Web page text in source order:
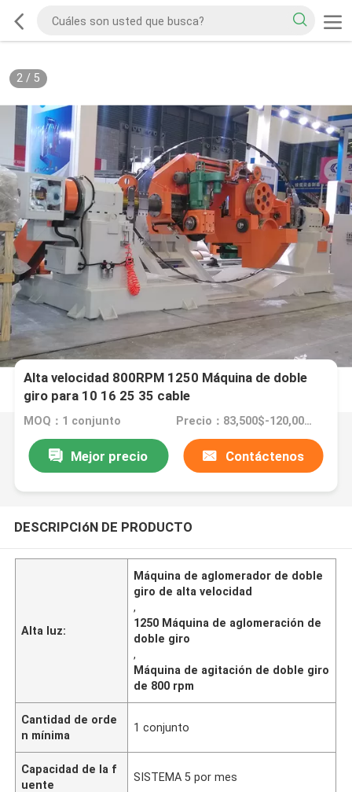
2/ 5
Alta velocidad 800RPM 1250 Máquina de doble
giro para 10 16 25 35 cable
MOQ：1 conjunto Precio：83,500$-120,000$
Mejor precio Contáctenos
DESCRIPCIóN DE PRODUCTO
Alta luz:
Máquina de aglomerador de doble
giro de alta velocidad
,
1250 Máquina de aglomeración de
doble giro
,
Máquina de agitación de doble giro
de 800 rpm
Cantidad de orde
n mínima
1 conjunto
Capacidad de la f
uente
SISTEMA 5 por mes